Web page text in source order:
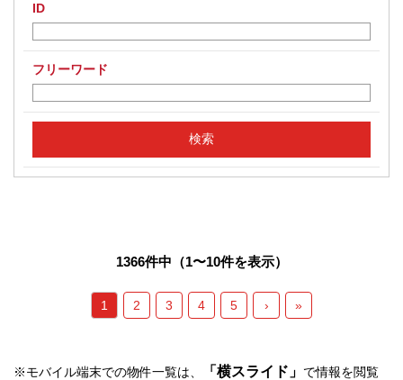
ID
フリーワード
1366件中（1〜10件を表示）
1 2 3 4 5 › »
※モバイル端末での物件一覧は、 「横スライド」 で情報を閲覧